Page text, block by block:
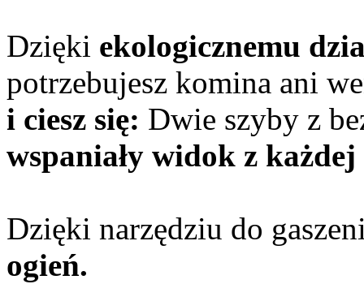
Dzięki ekologicznemu
potrzebujesz komina ani
i ciesz się: Dwie szyby z
wspaniały widok z
Dzięki narzędziu do
ogień.